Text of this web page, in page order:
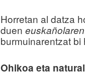
Horretan al datza
duen euskañolaren
burmuinarentzat
Ohikoa eta